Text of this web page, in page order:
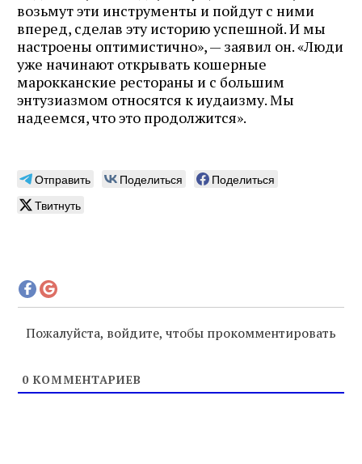
возьмут эти инструменты и пойдут с ними
вперед, сделав эту историю успешной. И мы
настроены оптимистично», — заявил он. «Люди
уже начинают открывать кошерные
марокканские рестораны и с большим
энтузиазмом относятся к иудаизму. Мы
надеемся, что это продолжится».
Отправить Поделиться
Поделиться
Твитнуть
Пожалуйста, войдите, чтобы прокомментировать
0 КОММЕНТАРИЕВ